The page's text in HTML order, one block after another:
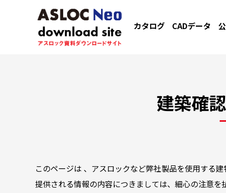
カタログ CADデータ
建築確
このページは 、アスロックなど弊社製品を使用する
提供される情報の内容につきましては、細心の注意